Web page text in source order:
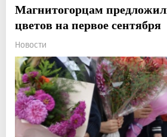
Магнитогорцам
цветов на первое сентября
Новости